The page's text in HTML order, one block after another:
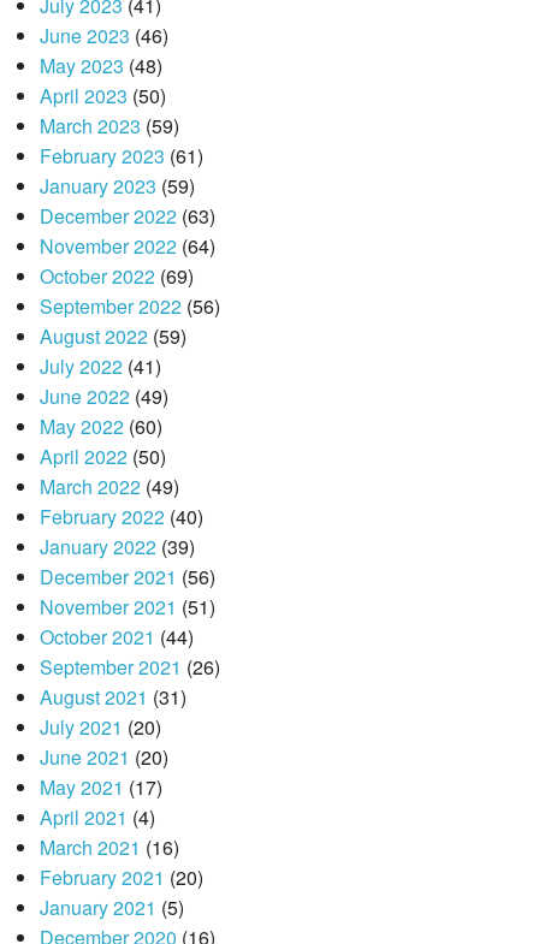
July 2023 (41)
June 2023 (46)
May 2023 (48)
April 2023 (50)
March 2023 (59)
February 2023 (61)
January 2023 (59)
December 2022(63)
November 2022(64)
October 2022(69)
September 2022(56)
August 2022(59)
July 2022(41)
June 2022(49)
May 2022(60)
April 2022(50)
March 2022(49)
February 2022(40)
January 2022(39)
December 2021 (56)
November 2021 (51)
October 2021 (44)
September 2021 (26)
August 2021 (31)
July 2021 (20)
June 2021 (20)
May 2021 (17)
April 2021 (4)
March 2021 (16)
February 2021 (20)
January 2021 (5)
December 2020 (16)